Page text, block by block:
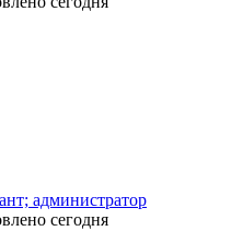
администратор
сегодня